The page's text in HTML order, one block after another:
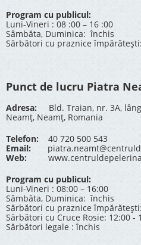
Program cu publicul:
Luni-Vineri : 08 :00 – 16 :00
Sâmbăta, Duminica: închis
Sărbători cu praznice
Punct de lucru Piatra
Adresa: Bld. Traian, nr. 3A,
Neamț, Neamț, Romania
Telefon:40 720 500 543
Email:
Web:
Program cu publicul:
Luni-Vineri : 08:00 – 16:00
Sâmbăta, Duminica: închis
Sărbători cu praznice
Sărbători cu Cruce Rosie: 12:00 -
Sărbători legale : închis